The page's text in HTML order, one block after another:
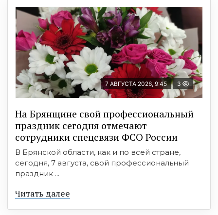
7 АВГУСТА 2026, 9:45 3
На Брянщине свой профессиональный
праздник сегодня отмечают
сотрудники спецсвязи ФСО России
В Брянской области, как и по всей стране,
сегодня, 7 августа, свой профессиональный
праздник ...
Читать далее